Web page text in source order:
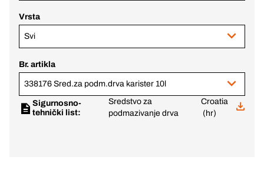
Vrsta
Svi
Br. artikla
338176 Sred.za podm.drva karister 10l
Sigurnosno-
tehnički list:
Sredstvo za
podmazivanje drva
Croatia
(hr)